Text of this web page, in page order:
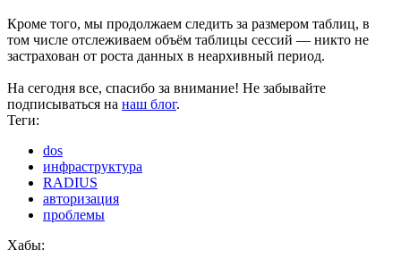
Кроме того, мы продолжаем следить за размером таблиц, в
том числе отслеживаем объём таблицы сессий — никто не
застрахован от роста данных в неархивный период.
На сегодня все, спасибо за внимание! Не забывайте
подписываться на наш блог.
Теги:
dos
инфраструктура
RADIUS
авторизация
проблемы
Хабы: